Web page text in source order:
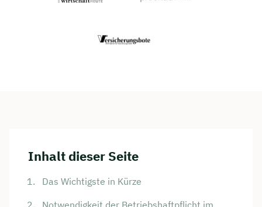
Inhalt dieser Seite
Das Wichtigste in Kürze